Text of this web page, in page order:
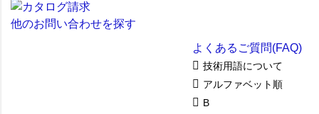
他のお問い合わせを探す
よくあるご質問(FAQ)
技術用語について
アルファベット順
B